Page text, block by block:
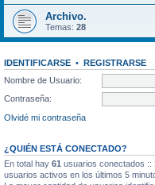
Archivo.
Temas: 28
IDENTIFICARSE • REGISTRARSE
Nombre de Usuario:
Contraseña:
Olvidé mi contraseña
¿QUIÉN ESTÁ CONECTADO?
En total hay 61 usuarios conectados ::
usuarios activos en los últimos 5